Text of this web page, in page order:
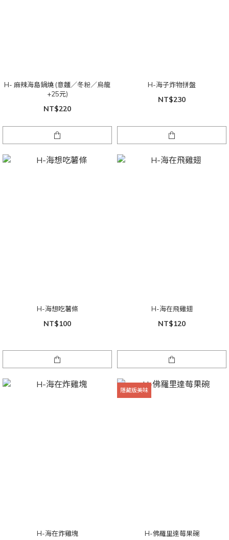
H- 麻辣海島鍋燒 (意麵／冬粉／烏龍
+25元)
NT$220
H-海子炸物拼盤
NT$230
H-海想吃薯條
NT$100
H-海在飛雞翅
NT$120
H-海在炸雞塊
隱藏版美味
H-佛羅里達莓果碗